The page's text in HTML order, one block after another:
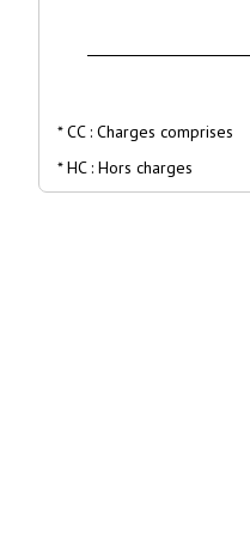
* CC : Charges comprises
* HC : Hors charges